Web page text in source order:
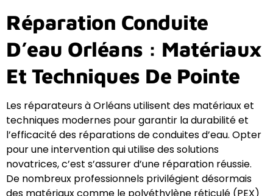
Réparation Conduite
D’eau Orléans : Matériaux
Et Techniques De Pointe
Les réparateurs à Orléans utilisent des matériaux et
techniques modernes pour garantir la durabilité et
l’efficacité des réparations de conduites d’eau. Opter
pour une intervention qui utilise des solutions
novatrices, c’est s’assurer d’une réparation réussie.
De nombreux professionnels privilégient désormais